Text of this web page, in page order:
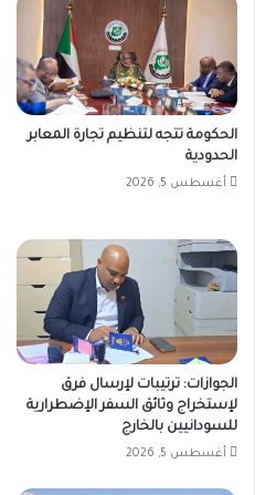
الحكومة تتجه لتنظيم تجارة المعابر
الحدودية
أغسطس 5, 2026
الجوازات: ترتيبات لإرسال فرق
لإستخراج وثائق السفر الإضطرارية
للسودانيين بالخارج
أغسطس 5, 2026